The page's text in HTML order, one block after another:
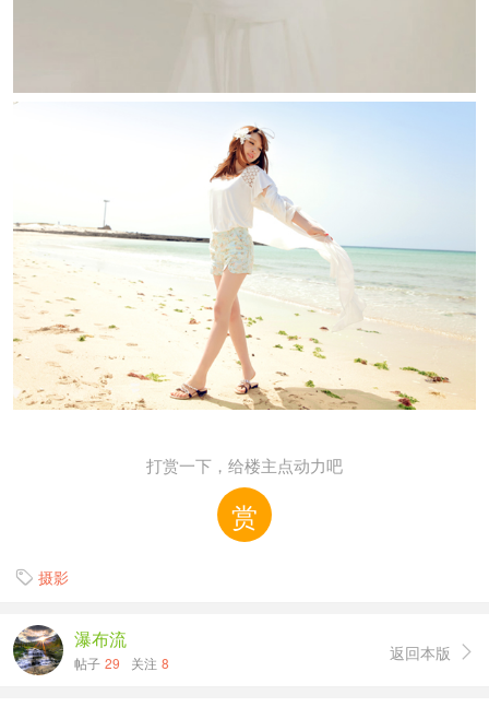
打赏一下，给楼主点动力吧
赏
 摄影
瀑布流
帖子 29 关注 8 返回本版 